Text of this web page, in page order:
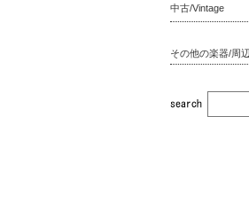
中古/Vintage
その他の楽器/周